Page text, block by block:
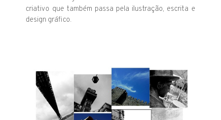
criativo que também passa pela ilustração, escrita e
design gráfico.